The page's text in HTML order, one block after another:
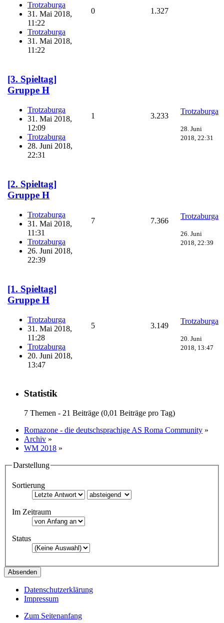
Trotzaburga
31. Mai 2018,
11:22
Trotzaburga
31. Mai 2018,
11:22
0 1.327
[3. Spieltag]
Gruppe H
Trotzaburga
31. Mai 2018,
12:09
Trotzaburga
28. Juni 2018,
22:31
1 3.233
Trotzaburga
28. Juni
2018, 22:31
[2. Spieltag]
Gruppe H
Trotzaburga
31. Mai 2018,
11:31
Trotzaburga
26. Juni 2018,
22:39
7 7.366
Trotzaburga
26. Juni
2018, 22:39
[1. Spieltag]
Gruppe H
Trotzaburga
31. Mai 2018,
11:28
Trotzaburga
20. Juni 2018,
13:47
5 3.149
Trotzaburga
20. Juni
2018, 13:47
Statistik
7 Themen - 21 Beiträge (0,01 Beiträge pro Tag)
Romazone - die deutschsprachige AS Roma Community »
Archiv »
WM 2018 »
Darstellung
Sortierung
Im Zeitraum
Status
Datenschutzerklärung
Impressum
Zum Seitenanfang